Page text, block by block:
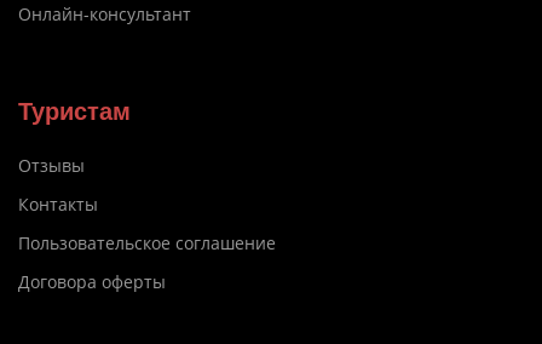
Онлайн-консультант
Туристам
Отзывы
Контакты
Пользовательское соглашение
Договора оферты